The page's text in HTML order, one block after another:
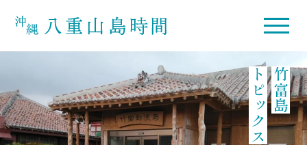
竹富島
トピックス